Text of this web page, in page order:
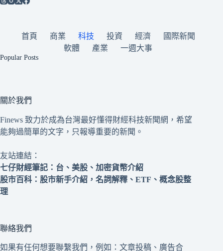
首頁 商業 科技 投資 經濟
國際新聞
軟體
產業 一週大事
Popular Posts
關於我們
Finews 致力於成為台灣最好懂得財經科技新聞網，希望
能夠過簡單的文字，只報導重要的新聞。
友站連結：
七仔財經筆記 ：台、美股、加密貨幣介紹
股市百科 ：股市新手介紹，名詞解釋、ETF、概念股整
理
聯絡我們
如果有任何想要聯繫我們，例如：文章投稿、廣告合